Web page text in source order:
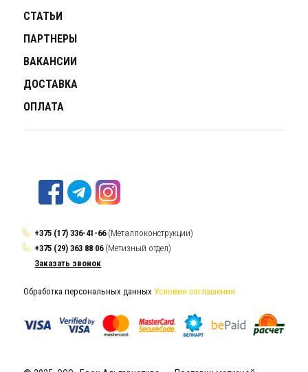
СТАТЬИ
ПАРТНЕРЫ
ВАКАНСИИ
ДОСТАВКА
ОПЛАТА
+375 (17) 336-41-66 (Металлоконструкции)
+375 (29) 363 88 06(Метизный отдел)
Заказать звонок
Обработка персональных данных Условия соглашения